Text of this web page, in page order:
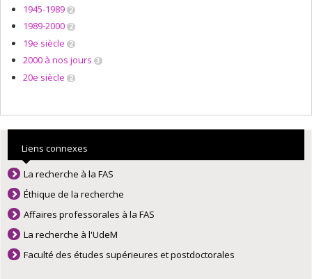
1945-1989 2
1989-2000 2
19e siècle 2
2000 à nos jours 3
20e siècle 2
Liens connexes
La recherche à la FAS
Éthique de la recherche
Affaires professorales à la FAS
La recherche à l'UdeM
Faculté des études supérieures et postdoctorales